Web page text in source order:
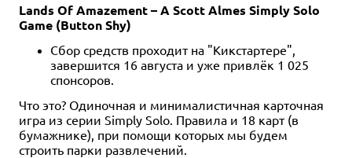
Lands Of Amazement – A Scott Almes Simply Solo
Game (Button Shy)
Сбор средств проходит на "Кикстартере",
завершится 16 августа и уже привлёк 1 025
спонсоров.
Что это? Одиночная и минималистичная карточная
игра из серии Simply Solo. Правила и 18 карт (в
бумажнике), при помощи которых мы будем
строить парки развлечений.